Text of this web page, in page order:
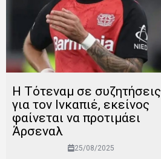
H Tότεναμ σε συζητήσεις
για τον Ινκαπιέ, εκείνος
φαίνεται να προτιμάει
Άρσεναλ
25/08/2025